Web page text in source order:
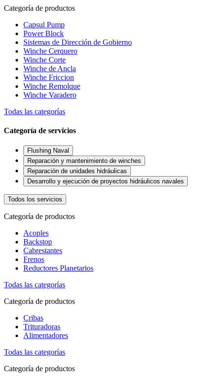
Categoría de productos
Capsul Pump
Power Block
Sistemas de Dirección de Gobierno
Winche Cerquero
Winche Corte
Winche de Ancla
Winche Friccion
Winche Remolque
Winche Varadero
Todas las categorías
Categoría de servicios
Flushing Naval
Reparación y mantenimiento de winches
Reparación de unidades hidráulicas
Desarrollo y ejecución de proyectos hidráulicos navales
Todos los servicios
Categoría de productos
Acoples
Backstop
Cabrestantes
Frenos
Reductores Planetarios
Todas las categorías
Categoría de productos
Cribas
Trituradoras
Alimentadores
Todas las categorías
Categoría de productos